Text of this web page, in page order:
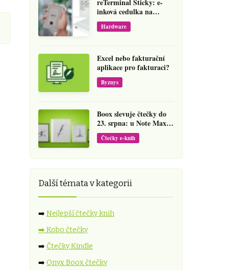
reTerminal Sticky: e-
inková cedulka na
ledničku, která přepíše
váš hlas na vzkaz
Hardware
Excel nebo fakturační
aplikace pro fakturaci?
Byznys
Boox slevuje čtečky do
23. srpna: u Note Maxu
jde cena dolů o 138 eur
Čtečky e-knih
Další témata v kategorii
➡️ Nejlepší čtečky knih
➡️ Kobo čtečky
➡️ Čtečky Kindle
➡️ Onyx Boox čtečky